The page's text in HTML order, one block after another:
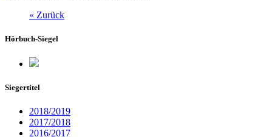
« Zurück
Hörbuch-Siegel
Siegertitel
2018/2019
2017/2018
2016/2017